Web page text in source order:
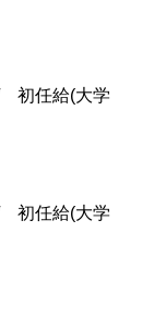
初任給(大学
初任給(大学